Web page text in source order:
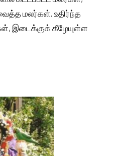
மலர்கள், உதிர்ந்த
இடைக்குக் கீழேயுள்ள